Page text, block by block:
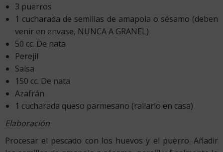
3 puerros
1 cucharada de semillas de amapola o sésamo (deben
venir en envase, NUNCA A GRANEL)
50 cc. De nata
Perejil
Salsa
150 cc. De nata
Azafrán
1 cucharada queso parmesano (rallarlo en casa)
Elaboración
Procesar el pescado con los huevos y el puerro. Añadir